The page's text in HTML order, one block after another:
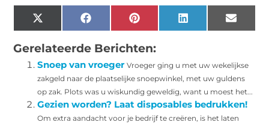
X
(Twitter)
Facebook Pinterest LinkedIn Email
Gerelateerde Berichten:
Snoep van vroeger Vroeger ging u met uw wekelijkse
zakgeld naar de plaatselijke snoepwinkel, met uw guldens
op zak. Plots was u wiskundig geweldig, want u moest het...
Gezien worden? Laat disposables bedrukken!
Om extra aandacht voor je bedrijf te creëren, is het laten